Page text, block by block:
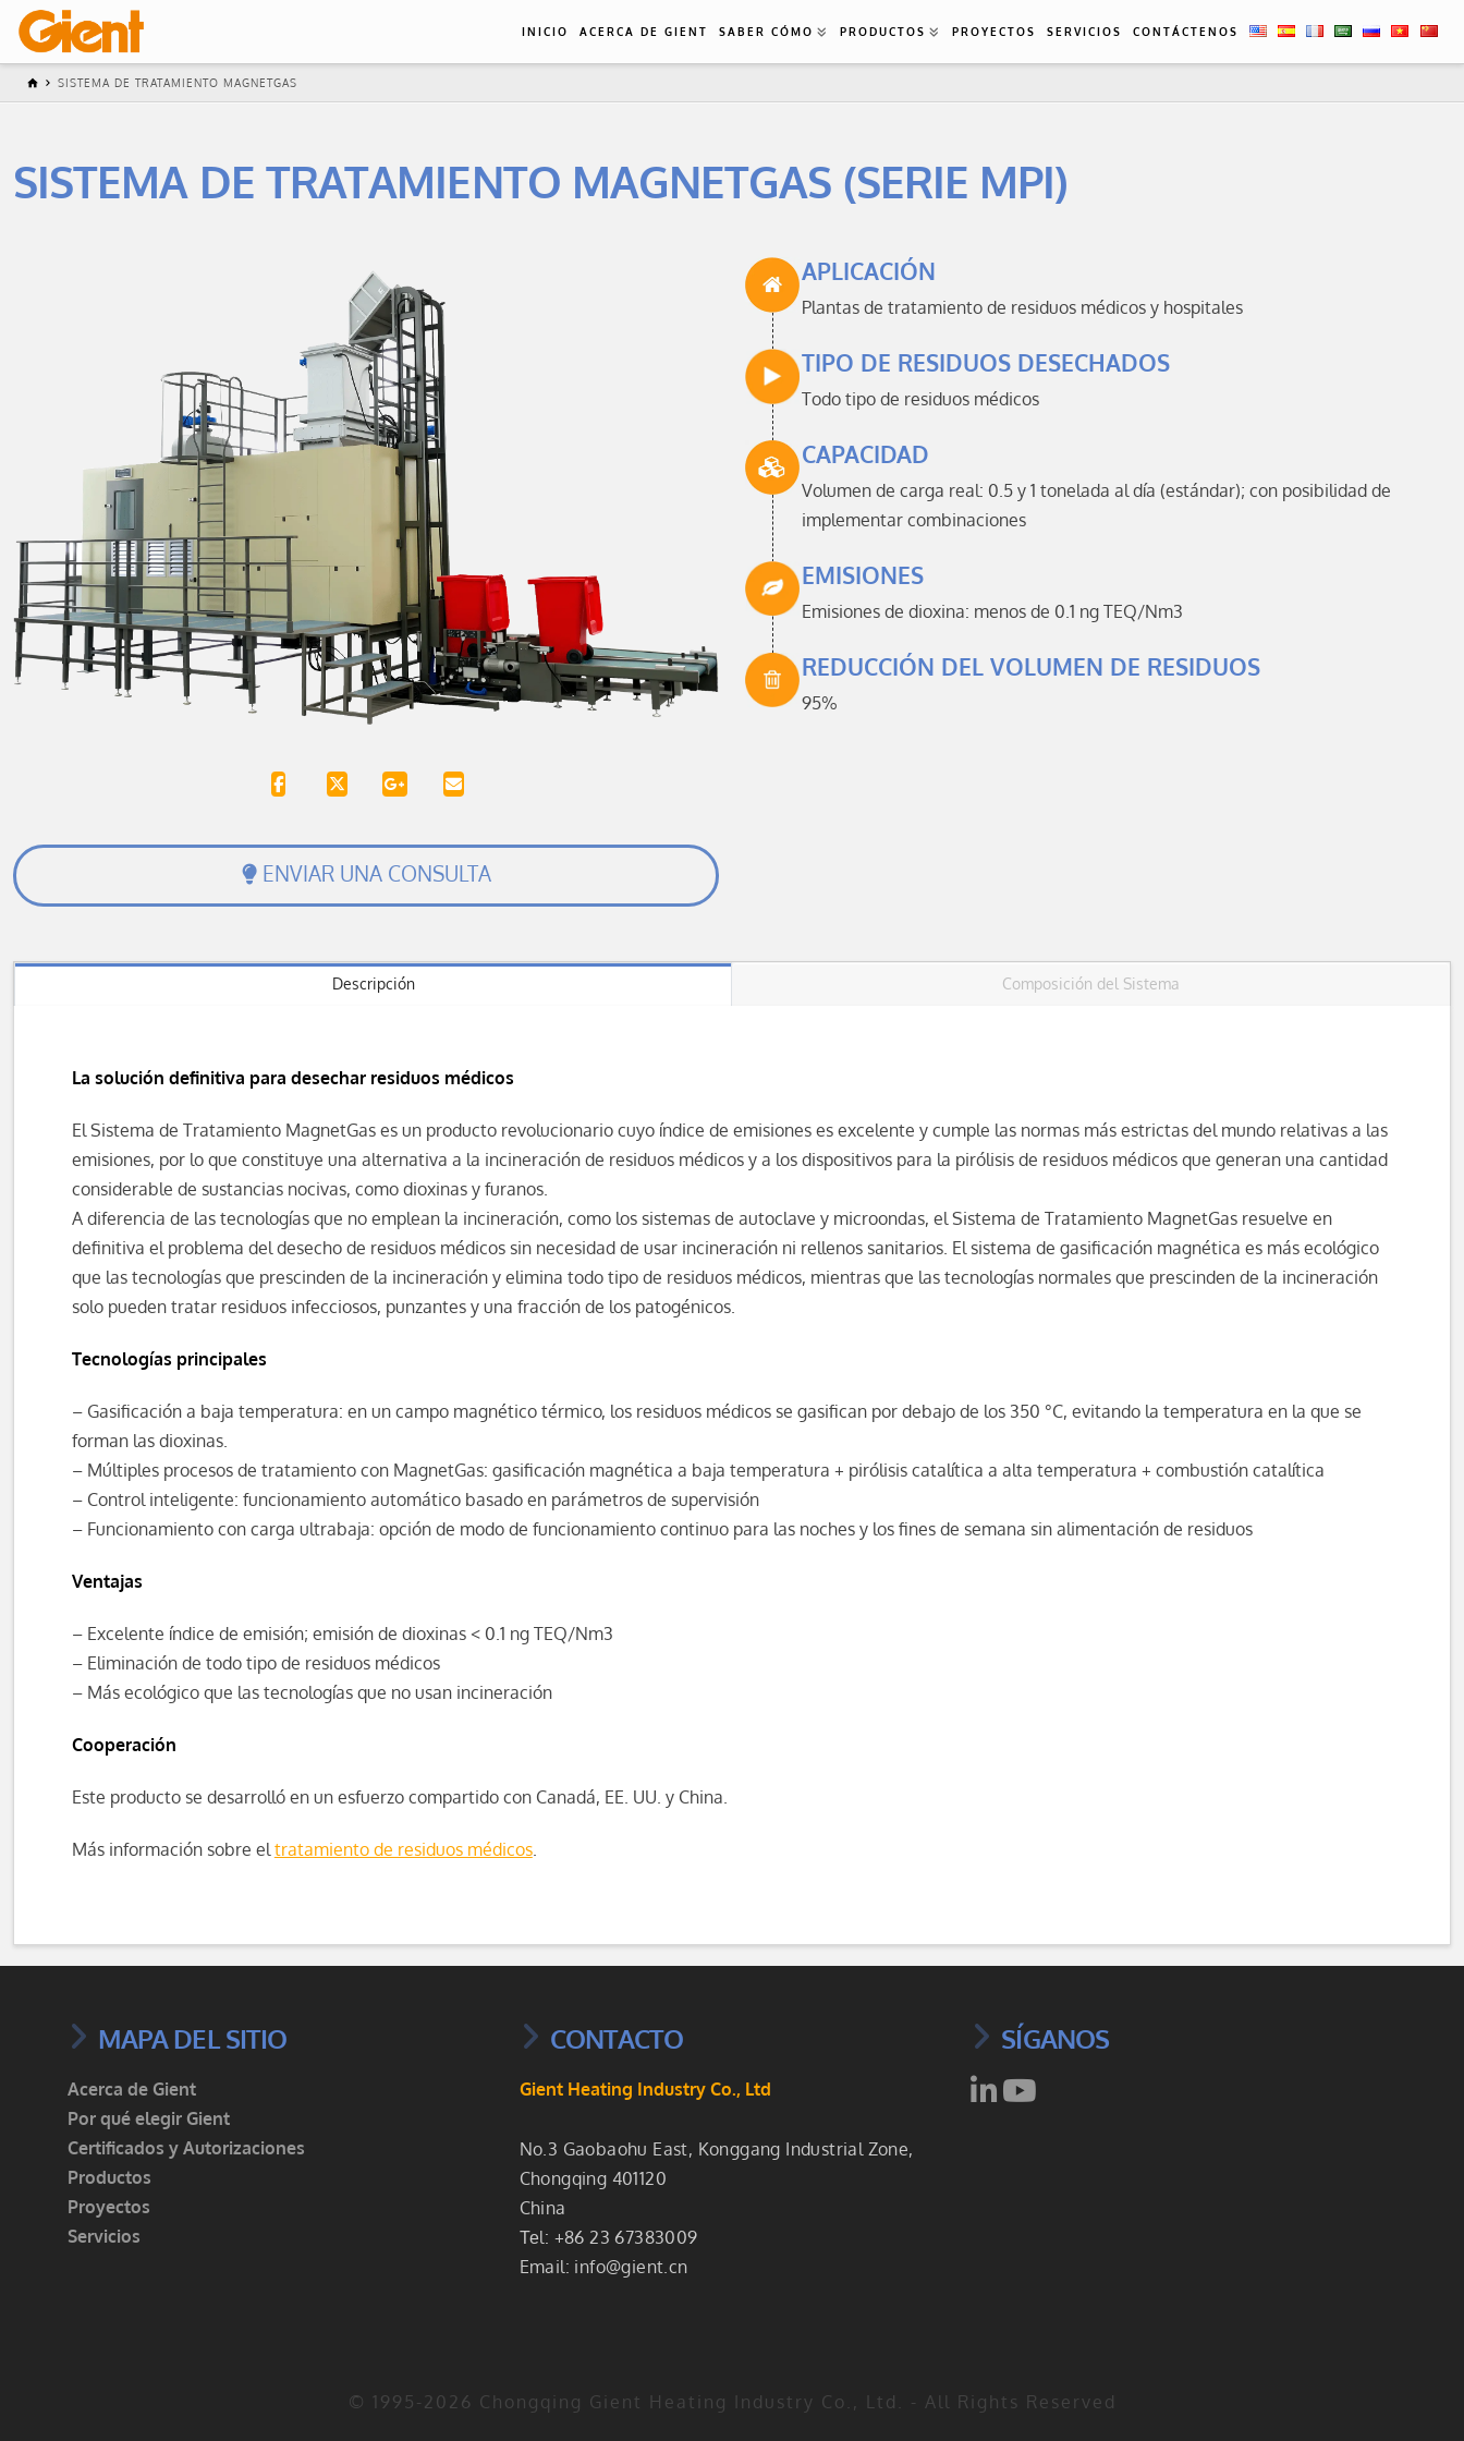
INICIO ACERCA DE GIENT SABER CÓMO PRODUCTOS PROYECTOS SERVICIOS CONTÁCTENOS CN
SISTEMA DE TRATAMIENTO MAGNETGAS
SISTEMA DE TRATAMIENTO MAGNETGAS (SERIE MPI)
ENVIAR UNA CONSULTA
APLICACIÓN
Plantas de tratamiento de residuos médicos y hospitales
TIPO DE RESIDUOS DESECHADOS
Todo tipo de residuos médicos
CAPACIDAD
Volumen de carga real: 0.5 y 1 tonelada al día (estándar); con posibilidad de
implementar combinaciones
EMISIONES
Emisiones de dioxina: menos de 0.1 ng TEQ/Nm3
REDUCCIÓN DEL VOLUMEN DE RESIDUOS
95%
Descripción Composición del Sistema
La solución definitiva para desechar residuos médicos
El Sistema de Tratamiento MagnetGas es un producto revolucionario cuyo índice de emisiones es excelente y cumple las normas más estrictas del mundo relativas a las
emisiones, por lo que constituye una alternativa a la incineración de residuos médicos y a los dispositivos para la pirólisis de residuos médicos que generan una cantidad
considerable de sustancias nocivas, como dioxinas y furanos.
A diferencia de las tecnologías que no emplean la incineración, como los sistemas de autoclave y microondas, el Sistema de Tratamiento MagnetGas resuelve en
definitiva el problema del desecho de residuos médicos sin necesidad de usar incineración ni rellenos sanitarios. El sistema de gasificación magnética es más ecológico
que las tecnologías que prescinden de la incineración y elimina todo tipo de residuos médicos, mientras que las tecnologías normales que prescinden de la incineración
solo pueden tratar residuos infecciosos, punzantes y una fracción de los patogénicos.
Tecnologías principales
– Gasificación a baja temperatura: en un campo magnético térmico, los residuos médicos se gasifican por debajo de los 350 °C, evitando la temperatura en la que se
forman las dioxinas.
– Múltiples procesos de tratamiento con MagnetGas: gasificación magnética a baja temperatura + pirólisis catalítica a alta temperatura + combustión catalítica
– Control inteligente: funcionamiento automático basado en parámetros de supervisión
– Funcionamiento con carga ultrabaja: opción de modo de funcionamiento continuo para las noches y los fines de semana sin alimentación de residuos
Ventajas
– Excelente índice de emisión; emisión de dioxinas < 0.1 ng TEQ/Nm3
– Eliminación de todo tipo de residuos médicos
– Más ecológico que las tecnologías que no usan incineración
Cooperación
Este producto se desarrolló en un esfuerzo compartido con Canadá, EE. UU. y China.
Más información sobre el tratamiento de residuos médicos.
MAPA DEL SITIO
Acerca de Gient
Por qué elegir Gient
Certificados y Autorizaciones
Productos
Proyectos
Servicios
CONTACTO
Gient Heating Industry Co., Ltd
No.3 Gaobaohu East, Konggang Industrial Zone,
Chongqing 401120
China
Теl: +86 23 67383009
Email: info@gient.cn
SÍGANOS
©️ 1995-2026 Chongqing Gient Heating Industry Co., Ltd. - All Rights Reserved